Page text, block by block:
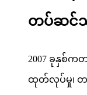
တပ်ဆင်
2007 ခုနှစ်
ထုတ်လုပ်မှု၊ တပ်